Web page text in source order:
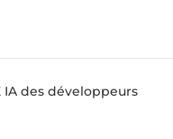
IA des développeurs